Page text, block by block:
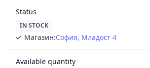
Status
IN STOCK
Магазин:София, Младост 4
Available quantity